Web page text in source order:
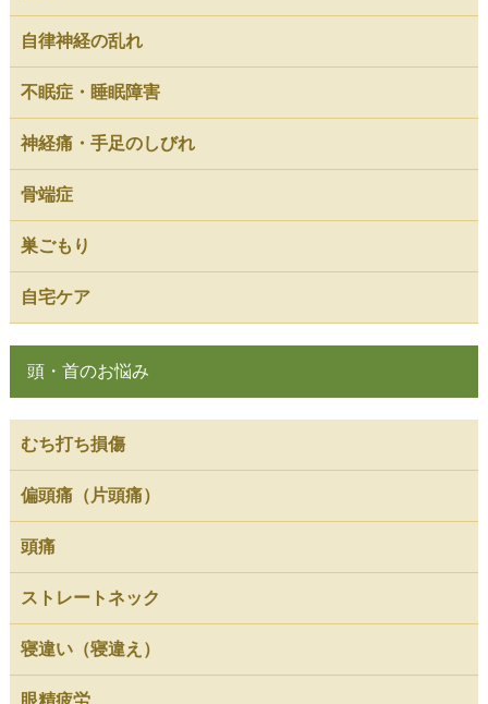
自律神経の乱れ
不眠症・睡眠障害
神経痛・手足のしびれ
骨端症
巣ごもり
自宅ケア
頭・首のお悩み
むち打ち損傷
偏頭痛（片頭痛）
頭痛
ストレートネック
寝違い（寝違え）
眼精疲労